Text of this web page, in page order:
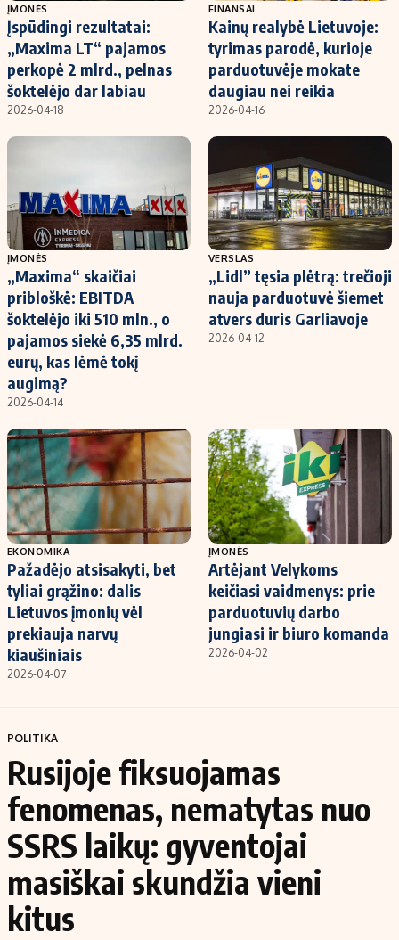
ĮMONĖS
Įspūdingi rezultatai:
„Maxima LT“ pajamos
perkopė 2 mlrd., pelnas
šoktelėjo dar labiau
2026-04-18
FINANSAI
Kainų realybė Lietuvoje:
tyrimas parodė, kurioje
parduotuvėje mokate
daugiau nei reikia
2026-04-16
ĮMONĖS
„Maxima“ skaičiai
pribloškė: EBITDA
šoktelėjo iki 510 mln., o
pajamos siekė 6,35 mlrd.
eurų, kas lėmė tokį
augimą?
2026-04-14
VERSLAS
„Lidl” tęsia plėtrą: trečioji
nauja parduotuvė šiemet
atvers duris Garliavoje
2026-04-12
EKONOMIKA
Pažadėjo atsisakyti, bet
tyliai grąžino: dalis
Lietuvos įmonių vėl
prekiauja narvų
kiaušiniais
2026-04-07
ĮMONĖS
Artėjant Velykoms
keičiasi vaidmenys: prie
parduotuvių darbo
jungiasi ir biuro komanda
2026-04-02
POLITIKA
Rusijoje fiksuojamas
fenomenas, nematytas nuo
SSRS laikų: gyventojai
masiškai skundžia vieni
kitus